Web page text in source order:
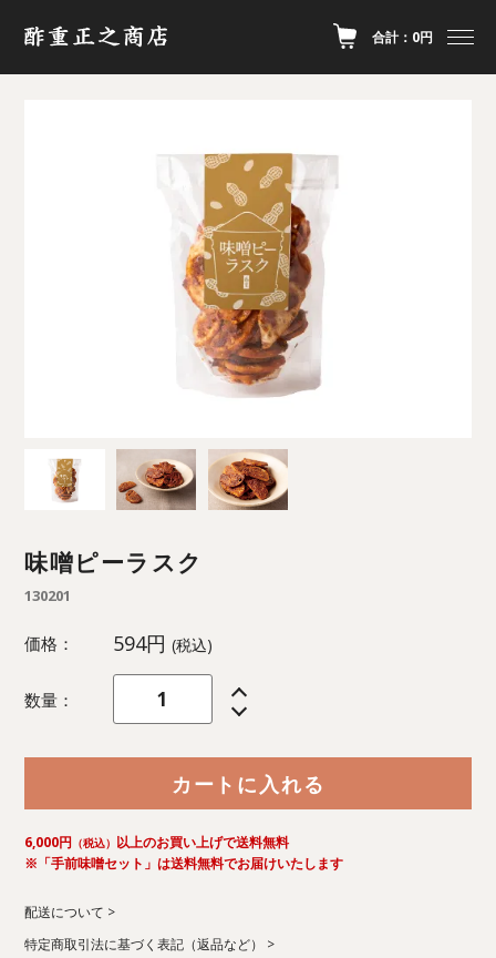
合計：0円
味噌ピーラスク
130201
価格： 594円 (税込)
数量：
カートに入れる
6,000円 （税込） 以上のお買い上げで送料無料
※「手前味噌セット」は送料無料でお届けいたします
配送について
特定商取引法に基づく表記（返品など）